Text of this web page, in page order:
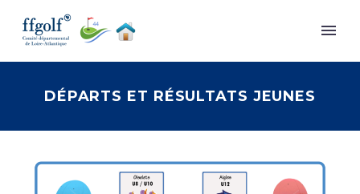
DÉPARTS ET RÉSULTATS JEUNES